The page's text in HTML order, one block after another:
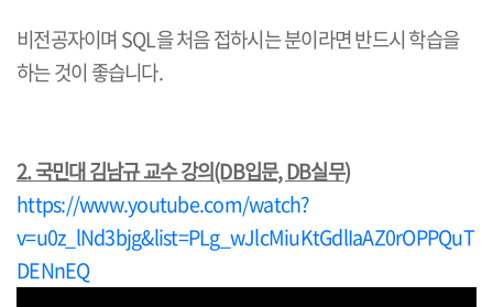
비전공자이며SQL을 처음 접하시는 분이라면 반드시 학습을
하는 것이 좋습니다.
2.국민대 김남규 교수 강의(DB입문, DB실무)
https://www.youtube.com/watch?
v=u0z_lNd3bjg&list=PLg_wJlcMiuKtGdlIaAZ0rOPPQuT
DENnEQ